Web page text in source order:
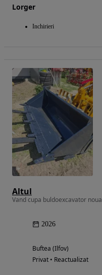
Lorger
Inchirieri
Altul
Vand cupa buldoexcavator noua
2026
Buftea (Ilfov)
Privat • Reactualizat